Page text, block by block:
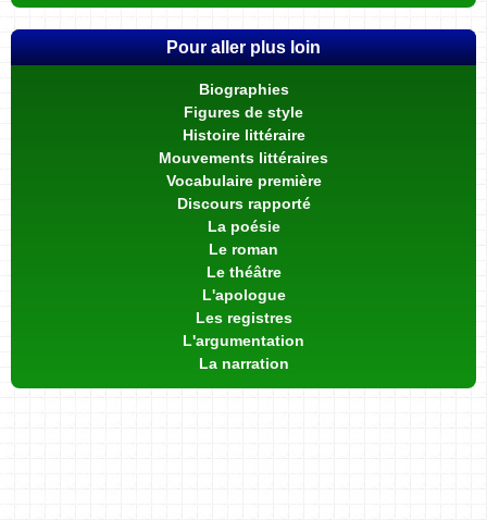
Pour aller plus loin
Biographies
Figures de style
Histoire littéraire
Mouvements littéraires
Vocabulaire première
Discours rapporté
La poésie
Le roman
Le théâtre
L'apologue
Les registres
L'argumentation
La narration